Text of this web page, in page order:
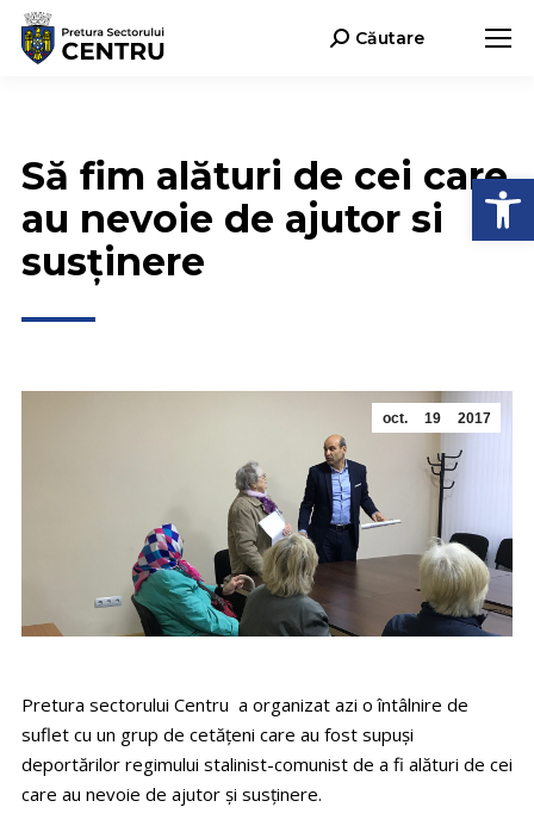
Search:Căutare
Să fim alături de cei care
au nevoie de ajutor si
susținere
oct. 19 2017
Pretura sectorului Centru a organizat azi o întâlnire de
suflet cu un grup de cetăţeni care au fost supuşi
deportărilor regimului stalinist-comunist de a fi alături de cei
care au nevoie de ajutor și susținere.